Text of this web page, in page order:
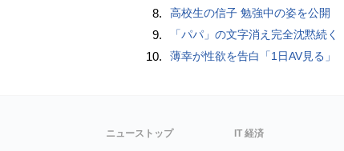
8. 高校生の信子 勉強中の姿を公開
9. 「パパ」の文字消え完全沈黙続く
10. 薄幸が性欲を告白「1日AV見る」
ニューストップ IT 経済